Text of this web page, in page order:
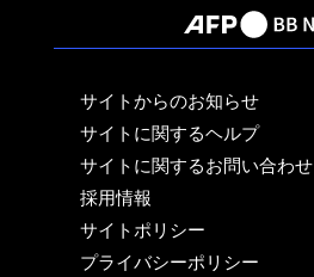
サイトからのお知らせ
サイトに関するヘルプ
サイトに関するお問い合わせ
採用情報
サイトポリシー
プライバシーポリシー